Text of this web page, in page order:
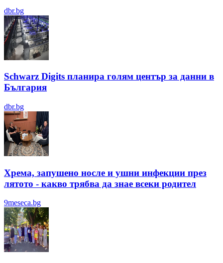
dbr.bg
Schwarz Digits планира голям център за данни в
България
dbr.bg
Хрема, запушено носле и ушни инфекции през
лятотo - какво трябва да знае всеки родител
9meseca.bg